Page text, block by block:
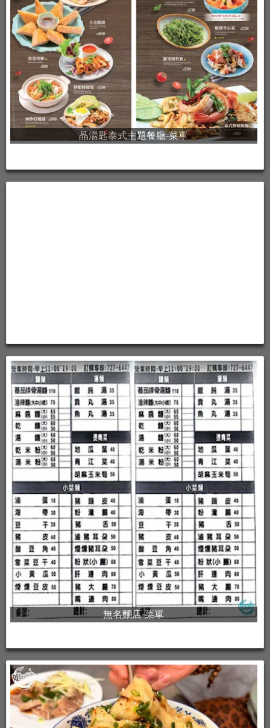
晶湯匙泰式主題餐廳-菜單
無名麵店-菜單